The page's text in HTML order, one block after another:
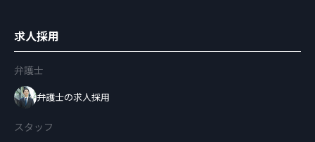
求人採用
弁護士
弁護士の求人採用
スタッフ